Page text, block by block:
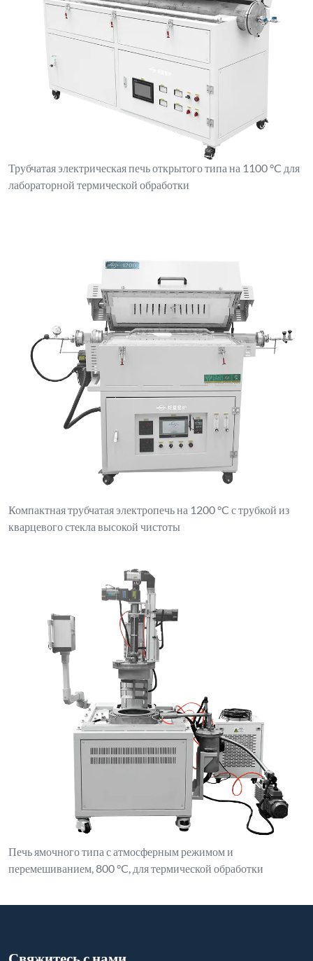
Трубчатая электрическая печь открытого типа на 1100 °C для
лабораторной термической обработки
Компактная трубчатая электропечь на 1200 °C с трубкой из
кварцевого стекла высокой чистоты
Печь ямочного типа с атмосферным режимом и
перемешиванием, 800 °C, для термической обработки